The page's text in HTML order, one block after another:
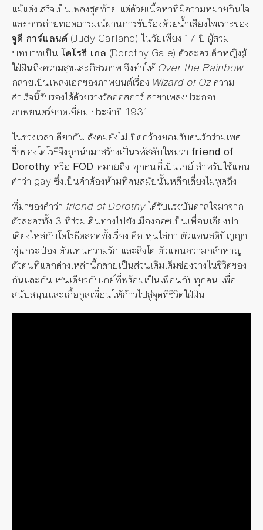
แม้แต่งเสร็จเป็นเพลงสุดท้าย แต่ด้วยเนื้อหาที่มีความหมายกินใจ
และการถ่ายทอดอารมณ์ผ่านการขับร้องด้วยน้ำเสียงไพเราะของ
จูดี การ์แลนด์(Judy Garland) ในวัยเพียง 17 ปี ผู้สวม
บทบาทเป็น โดโรธี เกล (Dorothy Gale) ตัวละครเด็กหญิงผู้
ใฝ่ฝันถึงความสุขและอิสรภาพ จึงทำให้Over the Rainbow
กลายเป็นเพลงเอกของภาพยนต์เรื่อง Wizard of Ozความ
สำเร็จนี้รับรองได้ด้วยรางวัลออสการ์ สาขาเพลงประกอบ
ภาพยนตร์ยอดเยี่ยม ประจำปี 1931
ในช่วงเวลาเดียวกัน สังคมยังไม่เปิดกว้างยอมรับคนรักร่วมเพศ
ชื่อของโดโรธีจึงถูกนำมาสร้างเป็นรหัสลับใหม่ว่า friend of
Dorothy หรือ FOD หมายถึง ทุกคนที่เป็นเกย์ สำหรับใช้แทน
คำว่า gay ซึ่งเป็นคำต้องห้ามที่คนสมัยนั้นหลีกเลี่ยงไม่พูดถึง
ที่มาของคำว่า friend of Dorothyได้รับแรงบันดาลใจมาจาก
ตัวละครทั้ง 3 ที่ร่วมเดินทางไปยังเมืองออซเป็นเพื่อนเคียงบ่า
เคียงไหล่กับโดโรธีตลอดทั้งเรื่อง คือ หุ่นไล่กา ตัวแทนสติปัญญา
หุ่นกระป๋อง ตัวแทนความรัก และสิงโต ตัวแทนความกล้าหาญ
ตัวตนที่แตกต่างเหล่านี้กลายเป็นส่วนเติมเต็มช่องว่างในชีวิตของ
กันและกัน เช่นเดียวกับเกย์ที่พร้อมเป็นเพื่อนกับทุกคน เพื่อ
สนับสนุนและเกื้อกูลเพื่อนให้ก้าวไปสู่จุดที่ชีวิตใฝ่ฝัน